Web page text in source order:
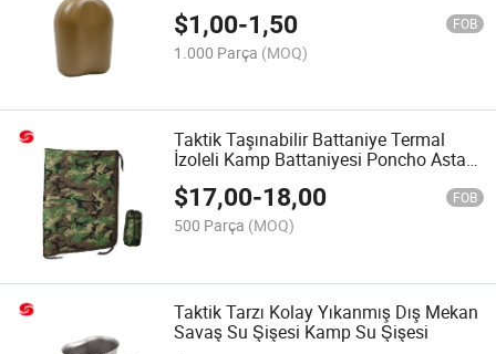
$1,00-1,50 FOB
1.000 Parça (MOQ)
Taktik Taşınabilir Battaniye Termal
İzoleli Kamp Battaniyesi Poncho Astarı
ile
$17,00-18,00 FOB
500 Parça (MOQ)
Taktik Tarzı Kolay Yıkanmış Dış Mekan
Savaş Su Şişesi Kamp Su Şişesi